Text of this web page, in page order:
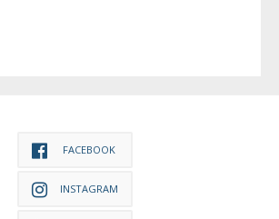
FACEBOOK
INSTAGRAM